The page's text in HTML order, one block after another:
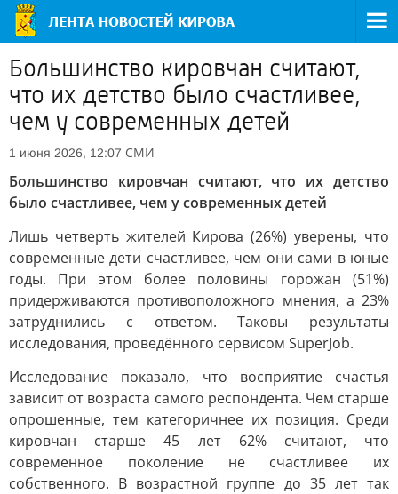
Большинство кировчан считают,
что их детство было счастливее,
чем у современных детей
1 июня 2026, 12:07 СМИ
Большинство кировчан считают, что их детство
было счастливее, чем у современных детей
Лишь четверть жителей Кирова (26%) уверены, что
современные дети счастливее, чем они сами в юные
годы. При этом более половины горожан (51%)
придерживаются противоположного мнения, а 23%
затруднились с ответом. Таковы результаты
исследования, проведённого сервисом SuperJob.
Исследование показало, что восприятие счастья
зависит от возраста самого респондента. Чем старше
опрошенные, тем категоричнее их позиция. Среди
кировчан старше 45 лет 62% считают, что
современное поколение не счастливее их
собственного. В возрастной группе до 35 лет так